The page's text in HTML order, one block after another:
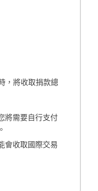
，將收取捐款總
將需要自行支付
會收取國際交易